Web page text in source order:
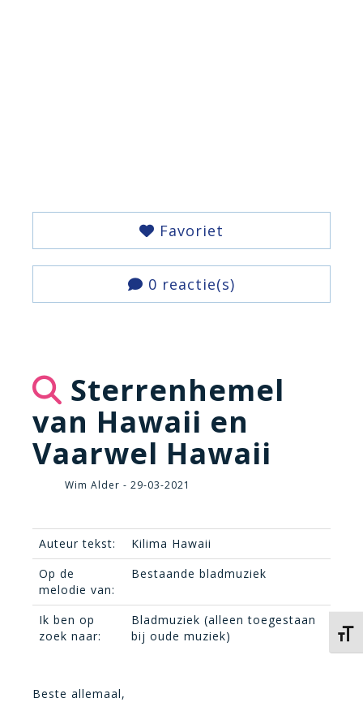
Favoriet
0 reactie(s)
Sterrenhemel
van Hawaii en
Vaarwel Hawaii
Wim Alder - 29-03-2021
Auteur tekst:
Kilima Hawaii
Op de
melodie van:
Bestaande bladmuziek
Ik ben op
zoek naar:
Bladmuziek (alleen toegestaan
bij oude muziek)
Beste allemaal,